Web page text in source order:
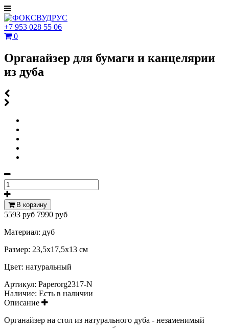
+7 953 028 55 06
0
Органайзер для бумаги и канцелярии
из дуба
В корзину
5593 руб 7990 руб
Материал: дуб
Размер: 23,5х17,5х13 см
Цвет: натуральный
Артикул: Paperorg2317-N
Наличие: Есть в наличии
Описание
Органайзер на стол из натурального дуба - незаменимый